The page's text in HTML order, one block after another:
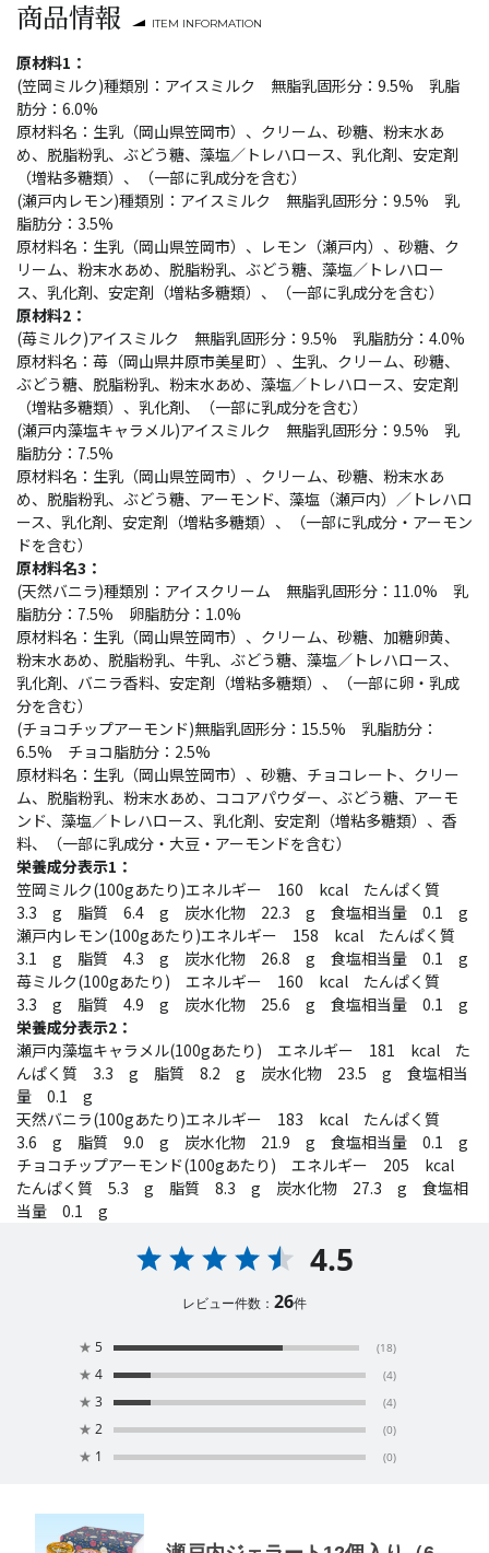
商品情報 ITEM INFORMATION
原材料1：
(笠岡ミルク)種類別：アイスミルク 無脂乳固形分：9.5% 乳脂
肪分：6.0%
原材料名：生乳（岡山県笠岡市）、クリーム、砂糖、粉末水あ
め、脱脂粉乳、ぶどう糖、藻塩／トレハロース、乳化剤、安定剤
（増粘多糖類）、（一部に乳成分を含む）
(瀬戸内レモン)種類別：アイスミルク 無脂乳固形分：9.5% 乳
脂肪分：3.5%
原材料名：生乳（岡山県笠岡市）、レモン（瀬戸内）、砂糖、ク
リーム、粉末水あめ、脱脂粉乳、ぶどう糖、藻塩／トレハロー
ス、乳化剤、安定剤（増粘多糖類）、（一部に乳成分を含む）
原材料2：
(苺ミルク)アイスミルク 無脂乳固形分：9.5% 乳脂肪分：4.0%
原材料名：苺（岡山県井原市美星町）、生乳、クリーム、砂糖、
ぶどう糖、脱脂粉乳、粉末水あめ、藻塩／トレハロース、安定剤
（増粘多糖類）、乳化剤、（一部に乳成分を含む）
(瀬戸内藻塩キャラメル)アイスミルク 無脂乳固形分：9.5% 乳
脂肪分：7.5%
原材料名：生乳（岡山県笠岡市）、クリーム、砂糖、粉末水あ
め、脱脂粉乳、ぶどう糖、アーモンド、藻塩（瀬戸内）／トレハロ
ース、乳化剤、安定剤（増粘多糖類）、（一部に乳成分・アーモン
ドを含む）
原材料名3：
(天然バニラ)種類別：アイスクリーム 無脂乳固形分：11.0% 乳
脂肪分：7.5% 卵脂肪分：1.0%
原材料名：生乳（岡山県笠岡市）、クリーム、砂糖、加糖卵黄、
粉末水あめ、脱脂粉乳、牛乳、ぶどう糖、藻塩／トレハロース、
乳化剤、バニラ香料、安定剤（増粘多糖類）、（一部に卵・乳成
分を含む）
(チョコチップアーモンド)無脂乳固形分：15.5% 乳脂肪分：
6.5% チョコ脂肪分：2.5%
原材料名：生乳（岡山県笠岡市）、砂糖、チョコレート、クリー
ム、脱脂粉乳、粉末水あめ、ココアパウダー、ぶどう糖、アーモ
ンド、藻塩／トレハロース、乳化剤、安定剤（増粘多糖類）、香
料、（一部に乳成分・大豆・アーモンドを含む）
栄養成分表示1：
笠岡ミルク(100gあたり)エネルギー 160 kcal たんぱく質
3.3 g 脂質 6.4 g 炭水化物 22.3 g 食塩相当量 0.1 g
瀬戸内レモン(100gあたり)エネルギー 158 kcal たんぱく質
3.1 g 脂質 4.3 g 炭水化物 26.8 g 食塩相当量 0.1 g
苺ミルク(100gあたり) エネルギー 160 kcal たんぱく質
3.3 g 脂質 4.9 g 炭水化物 25.6 g 食塩相当量 0.1 g
栄養成分表示2：
瀬戸内藻塩キャラメル(100gあたり) エネルギー 181 kcal た
んぱく質 3.3 g 脂質 8.2 g 炭水化物 23.5 g 食塩相当
量 0.1 g
天然バニラ(100gあたり)エネルギー 183 kcal たんぱく質
3.6 g 脂質 9.0 g 炭水化物 21.9 g 食塩相当量 0.1 g
チョコチップアーモンド(100gあたり) エネルギー 205 kcal
たんぱく質 5.3 g 脂質 8.3 g 炭水化物 27.3 g 食塩相
当量 0.1 g
4.5
レビュー件数： 26件
★ 5 (18)
★ 4 (4)
★ 3 (4)
★ 2 (0)
★ 1 (0)